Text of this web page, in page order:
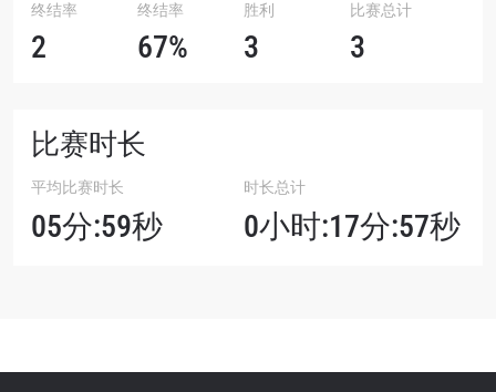
终结率
2
终结率
67%
胜利
3
比赛总计
3
比赛时长
平均比赛时长
05分:59秒
时长总计
0小时:17分:57秒